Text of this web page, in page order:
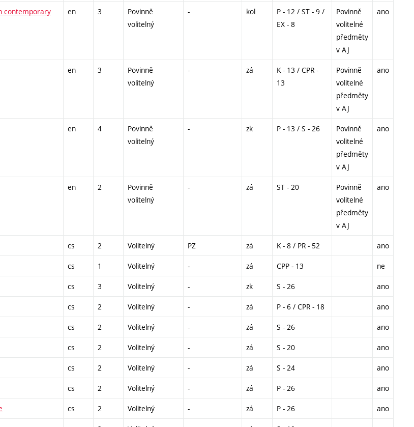
contemporary
en 3
Povinně
volitelný
- kol
P - 12 / ST - 9 /
EX - 8
Povinně
volitelné
předměty
v AJ
ano
en 3
Povinně
volitelný
- zá
K - 13 / CPR -
13
Povinně
volitelné
předměty
v AJ
ano
en 4
Povinně
volitelný
- zk P - 13 / S - 26
Povinně
volitelné
předměty
v AJ
ano
en 2
Povinně
volitelný
- zá ST - 20
Povinně
volitelné
předměty
v AJ
ano
cs 2 Volitelný PZ zá K - 8 / PR - 52 ano
cs 1 Volitelný - zá CPP - 13 ne
cs 3 Volitelný - zk S - 26 ano
cs 2 Volitelný - zá P - 6 / CPR - 18 ano
cs 2 Volitelný - zá S - 26 ano
cs 2 Volitelný - zá S - 20 ano
cs 2 Volitelný - zá S - 24 ano
cs 2 Volitelný - zá P - 26 ano
cs 2 Volitelný - zá P - 26 ano